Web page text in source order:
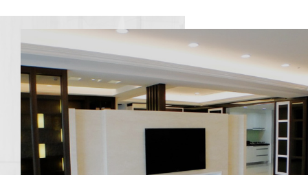
INFINITY 鈦鋼石
ITALY